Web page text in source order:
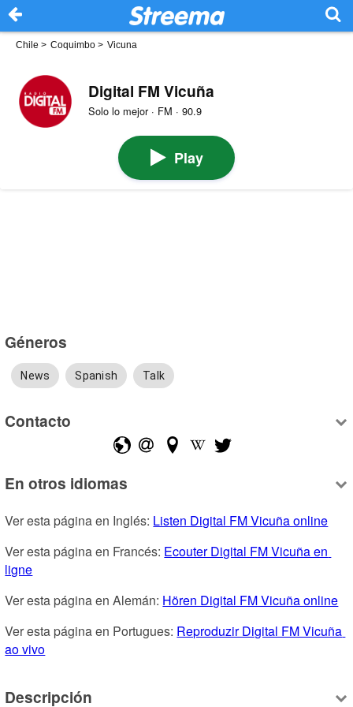
Chile > Coquimbo > Vicuna
Digital FM Vicuña
Solo lo mejor · FM · 90.9
Play
Géneros
News Spanish Talk
Contacto
En otros idiomas
Ver esta página en Inglés: Listen Digital FM Vicuña online
Ver esta página en Francés: Ecouter Digital FM Vicuña en
ligne
Ver esta página en Alemán: Hören Digital FM Vicuña online
Ver esta página en Portugues: Reproduzir Digital FM Vicuña
ao vivo
Descripción